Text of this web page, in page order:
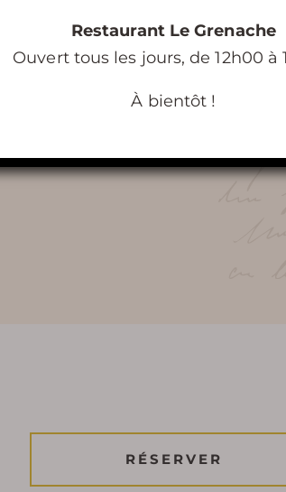
ORGANISATION DE
cette terre de cépages
en rendant aisément
qui, avec passion et souci
RÉSERVER
Restaurant Le Grenache
Ouvert tous les jours, de 12h00 à
À bientôt !